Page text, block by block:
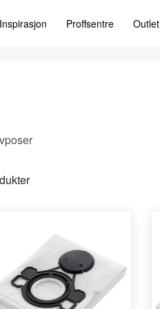
Inspirasjon Proffsentre Outlet